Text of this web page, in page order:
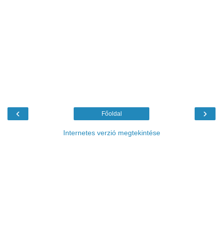
‹ ›
Főoldal
Internetes verzió megtekintése